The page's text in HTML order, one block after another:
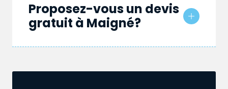
Proposez-vous un devis
gratuit à Maigné?